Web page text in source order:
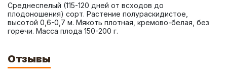
Среднеспелый (115-120 дней от всходов до
плодоношения) сорт. Растение полураскидистое,
высотой 0,6-0,7 м. Мякоть плотная, кремово-белая, без
горечи. Масса плода 150-200 г.
Отзывы